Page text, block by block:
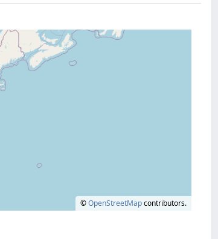
©OpenStreetMapcontributors.